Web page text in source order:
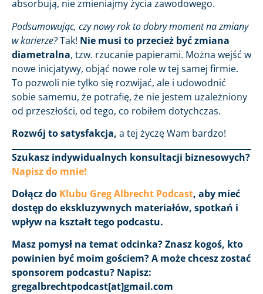
absorbują, nie zmieniajmy życia zawodowego.
Podsumowując, czy nowy rok to dobry moment na zmiany
w karierze?Tak! Nie musi to przecież być zmiana
diametralna, tzw. rzucanie papierami. Można wejść w
nowe inicjatywy, objąć nowe role w tej samej firmie.
To pozwoli nie tylko się rozwijać, ale i udowodnić
sobie samemu, że potrafię, że nie jestem uzależniony
od przeszłości, od tego, co robiłem dotychczas.
Rozwój to satysfakcja, a tej życzę Wam bardzo!
Szukasz indywidualnych konsultacji biznesowych?
Napisz do mnie!
Dołącz do Klubu Greg Albrecht Podcast, aby mieć
dostęp do ekskluzywnych materiałów, spotkań i
wpływ na kształt tego podcastu.
Masz pomysł na temat odcinka? Znasz kogoś, kto
powinien być moim gościem? A może chcesz zostać
sponsorem podcastu? Napisz:
gregalbrechtpodcast[at]gmail.com